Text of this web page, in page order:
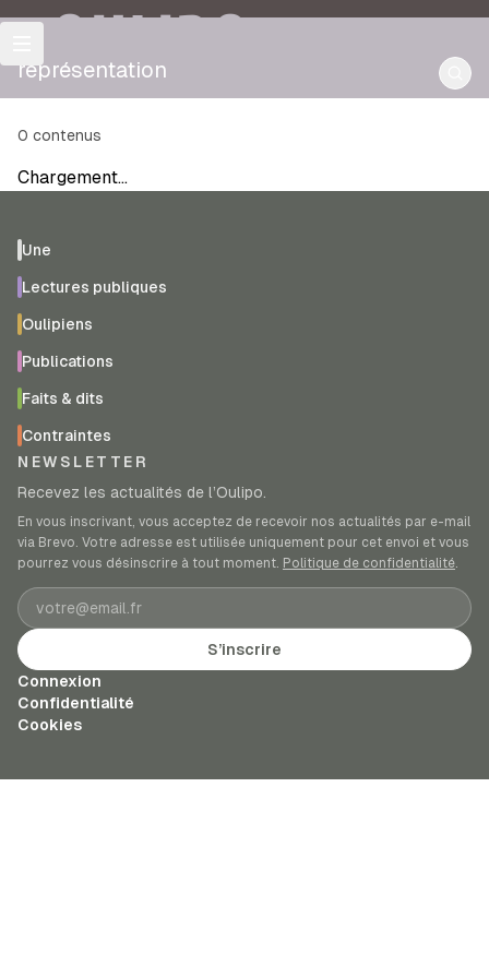
OULIPO
représentation
0 contenus
Chargement…
Une
Lectures publiques
Oulipiens
Publications
Faits & dits
Contraintes
NEWSLETTER
Recevez les actualités de l’Oulipo.
En vous inscrivant, vous acceptez de recevoir nos actualités par e-mail
via Brevo. Votre adresse est utilisée uniquement pour cet envoi et vous
pourrez vous désinscrire à tout moment. Politique de confidentialité.
Adresse e-mail
S’inscrire
Connexion
Confidentialité
Cookies